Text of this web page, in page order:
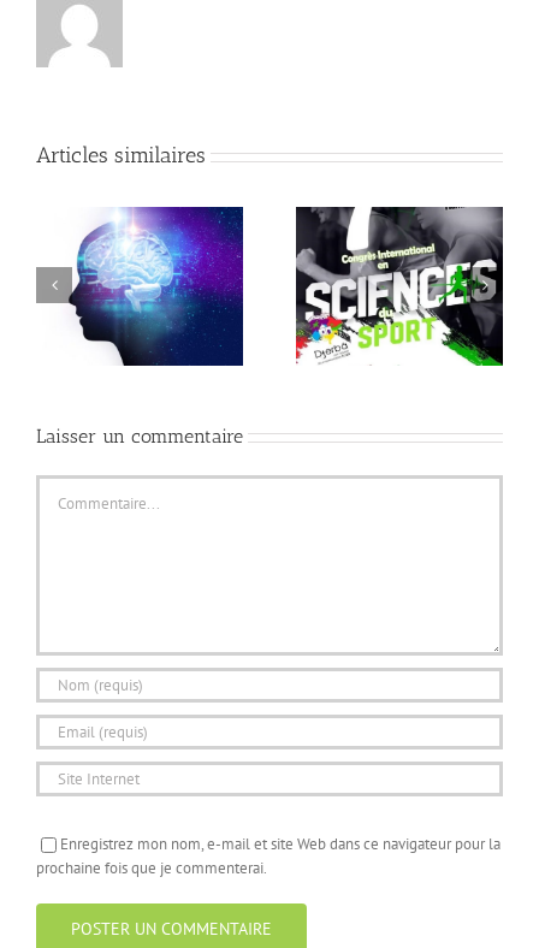
Articles similaires
Actes du 7ème Congrès
International en
Sciences du Sport
Étude Analytique sur le
Sport en Tunisie
Laisser un commentaire
Commentaire
Enregistrez mon nom, e-mail et site Web dans ce navigateur pour la
prochaine fois que je commenterai.